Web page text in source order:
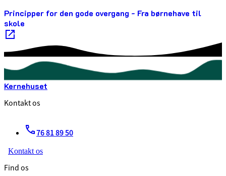
Principper for den gode overgang - Fra børnehave til
skole
Kernehuset
Kontakt os
76 81 89 50
Kontakt os
Find os